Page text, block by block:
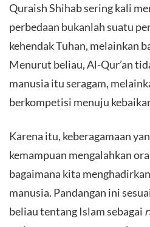
Quraish Shihab sering kali
perbedaan bukanlah suatu
kehendak Tuhan, melainkan
Menurut beliau, Al-Qur’an
manusia itu seragam,
berkompetisi menuju
​Karena itu, keberagamaan
kemampuan mengalahkan
bagaimana kita
manusia. Pandangan ini
beliau tentang Islam sebagai